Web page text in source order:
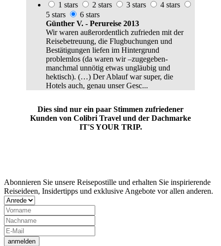
1 stars
2 stars 3 stars
4 stars
5 stars
6 stars
Günther V. - Perureise 2013
Wir waren außerordentlich zufrieden mit der
Reisebetreuung, die Flugbuchungen und
Bestätigungen liefen im Hintergrund
problemlos (da waren wir –zugegeben-
manchmal unnötig etwas ungläubig und
hektisch). (…) Der Ablauf war super, die
Hotels auch, genau unser Gesc...
Dies sind nur ein paar Stimmen zufriedener
Kunden von Colibri Travel und der Dachmarke
IT'S YOUR TRIP.
Abonnieren Sie unsere Reisepostille und erhalten Sie inspirierende
Reiseideen, Insidertipps und exklusive Angebote vor allen anderen.
anmelden